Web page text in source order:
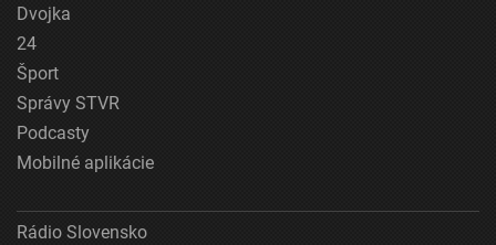
Dvojka
24
Šport
Správy STVR
Podcasty
Mobilné aplikácie
Rádio Slovensko